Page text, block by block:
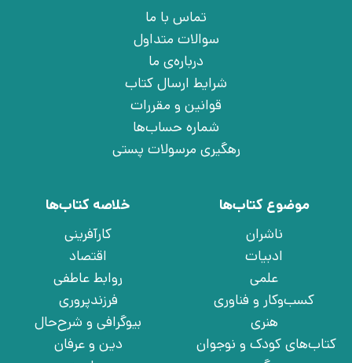
تماس با ما
سوالات متداول
درباره‌ی ما
شرایط ارسال کتاب
قوانین و مقررات
شماره حساب‌ها
رهگیری مرسولات پستی
موضوع کتاب‌ها
ناشران
ادبیات
علمی
کسب‌وکار و فناوری
هنری
کتاب‌های کودک و نوجوان
خلاصه کتاب‌ها
کارآفرینی
اقتصاد
روابط عاطفی
فرزندپروری
بیوگرافی و شرح‌حال
دین و عرفان